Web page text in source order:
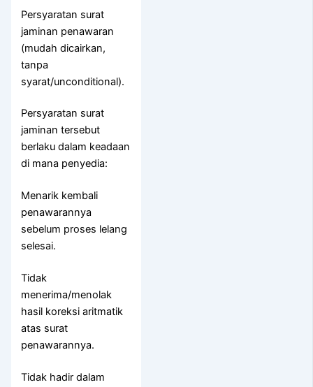
Persyaratan surat
jaminan penawaran
(mudah dicairkan,
tanpa
syarat/unconditional).
Persyaratan surat
jaminan tersebut
berlaku dalam keadaan
di mana penyedia:
Menarik kembali
penawarannya
sebelum proses lelang
selesai.
Tidak
menerima/menolak
hasil koreksi aritmatik
atas surat
penawarannya.
Tidak hadir dalam